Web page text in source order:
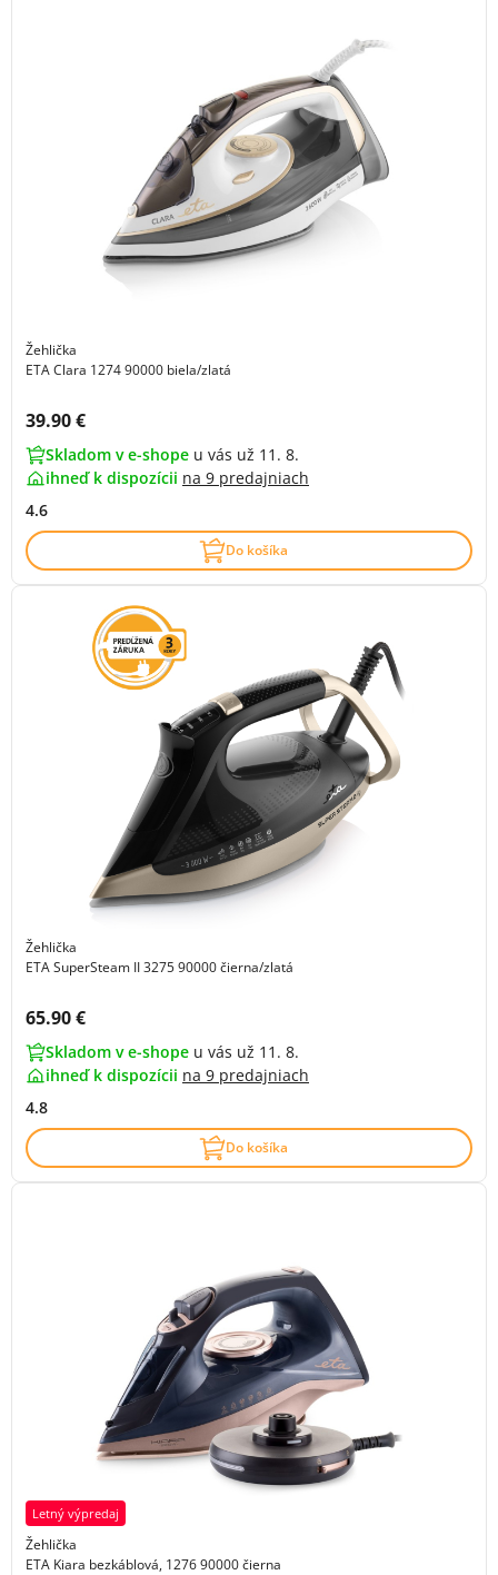
Žehlička
ETA Clara 1274 90000 biela/zlatá
Cena s DPH:
39.90 €
Skladom v e-shope u vás už 11. 8.
ihneď k dispozícii na 9 predajniach
4.6
Do košíka
Žehlička
ETA SuperSteam II 3275 90000 čierna/zlatá
Cena s DPH:
65.90 €
Skladom v e-shope u vás už 11. 8.
ihneď k dispozícii na 9 predajniach
4.8
Do košíka
Letný výpredaj
Žehlička
ETA Kiara bezkáblová, 1276 90000 čierna